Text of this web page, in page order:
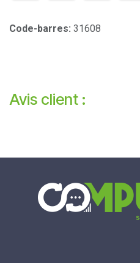
Code-barres: 31608
Avis client :